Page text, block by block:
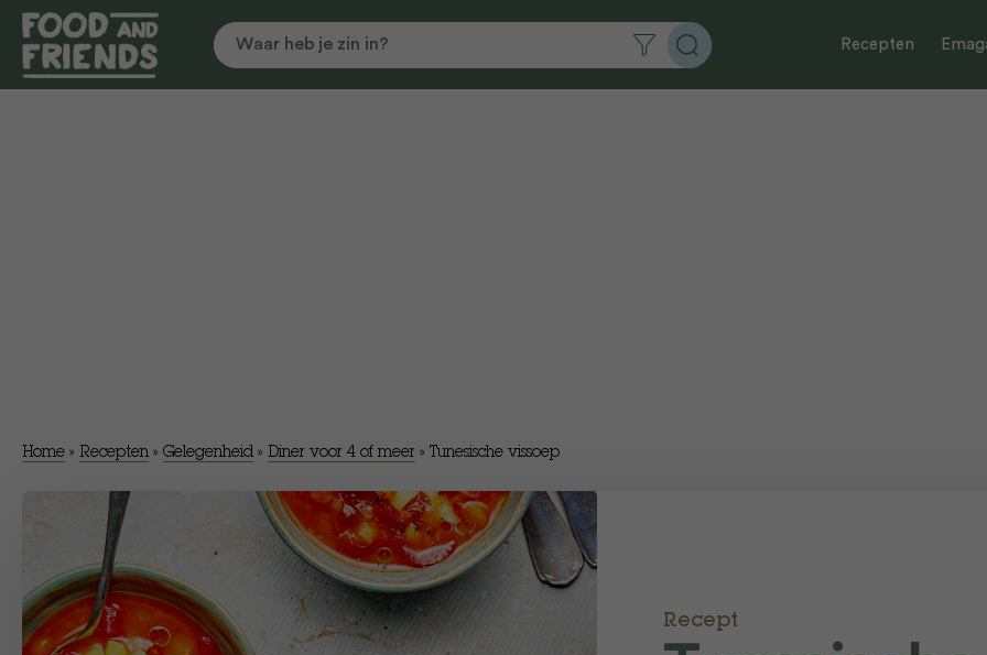
Recepten
Home » Recepten » Gelegenheid » Diner voor 4 of meer » Tunesische vissoep
Recept